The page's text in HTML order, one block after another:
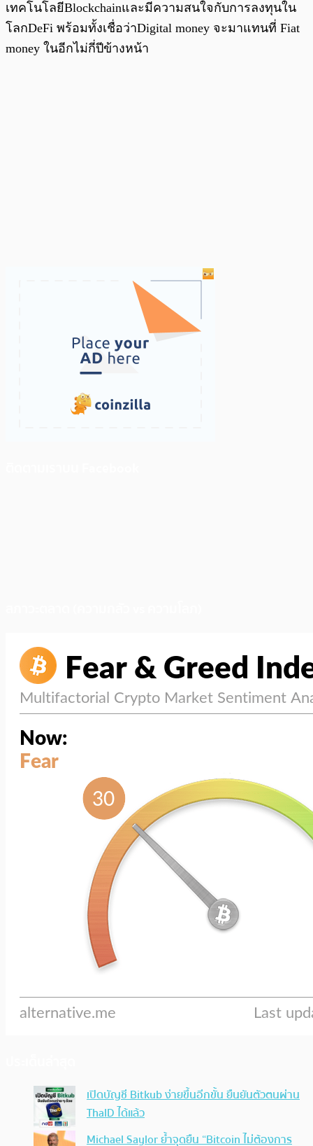
เทคโนโลยีBlockchainและมีความสนใจกับการลงทุนใน
โลกDeFi พร้อมทั้งเชื่อว่าDigital money จะมาแทนที่ Fiat
money ในอีกไม่กี่ปีข้างหน้า
เปิดบัญชี Bitkub ง่ายขึ้นอีกขั้น ยืนยันตัวตนผ่าน
ThaID ได้แล้ว
Michael Saylor ย้ำจุดยืน “Bitcoin ไม่ต้องการ